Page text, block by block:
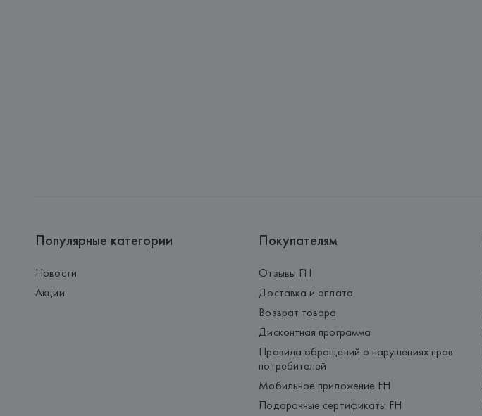
Популярные категории
Новости
Акции
Покупателям
Отзывы FH
Доставка и оплата
Возврат товара
Дисконтная программа
Правила обращений о нарушениях прав
потребителей
Мобильное приложение FH
Подарочные сертификаты FH